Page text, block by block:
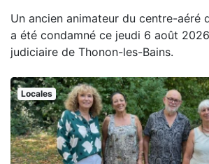
Un ancien animateur du centre-aéré
a été condamné ce jeudi 6 août
judiciaire de Thonon-les-Bains.
Locales